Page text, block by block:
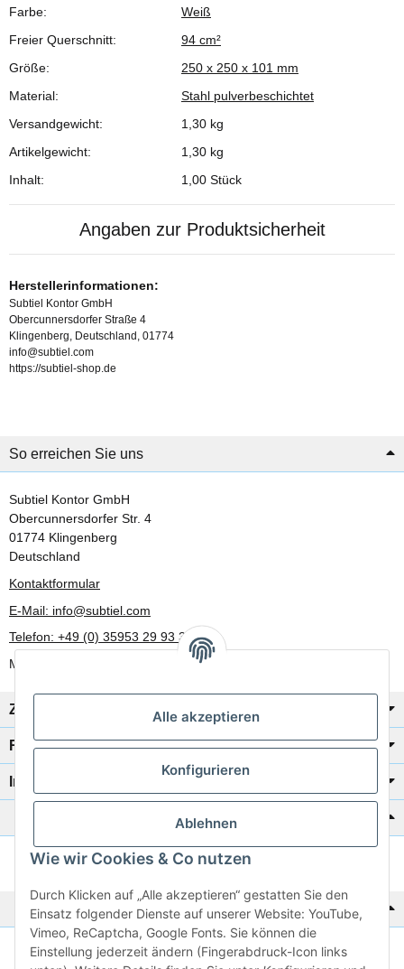
Alle akzeptieren
Konfigurieren
Ablehnen
Wie wir Cookies & Co nutzen
Durch Klicken auf „Alle akzeptieren“ gestatten Sie den
Einsatz folgender Dienste auf unserer Website: YouTube,
Vimeo, ReCaptcha, Google Fonts. Sie können die
Einstellung jederzeit ändern (Fingerabdruck-Icon links
Produkteigenschaft
Wert
Farbe:
Weiß
Freier Querschnitt:
94 cm²
Größe:
250 x 250 x 101 mm
Material:
Stahl pulverbeschichtet
Versandgewicht:
1,30 kg
Artikelgewicht:
1,30 kg
Inhalt:
1,00 Stück
Angaben zur Produktsicherheit
Herstellerinformationen:
Subtiel Kontor GmbH
Obercunnersdorfer Straße 4
Klingenberg, Deutschland, 01774
info@subtiel.com
https://subtiel-shop.de
So erreichen Sie uns
Subtiel Kontor GmbH
Obercunnersdorfer Str. 4
01774 Klingenberg
Deutschland
Kontaktformular
E-Mail: info@subtiel.com
Telefon: +49 (0) 35953 29 93 30
Mo-Fr: 8:00 Uhr - 17:00 Uhr
Zahlung/Versand
Rechtliches
Informationen
Katalog zur Hand?
Zur Schnellbestellung
Noch kein Katalog?
Preisliste anschauen